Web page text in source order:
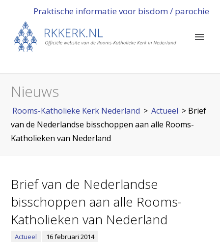
Praktische informatie voor bisdom / parochie
Nieuws
Rooms-Katholieke Kerk Nederland > Actueel > Brief
van de Nederlandse bisschoppen aan alle Rooms-
Katholieken van Nederland
Brief van de Nederlandse
bisschoppen aan alle Rooms-
Katholieken van Nederland
Actueel 16 februari 2014